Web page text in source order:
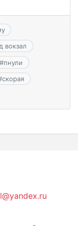
вокзал
#пнули
скорая